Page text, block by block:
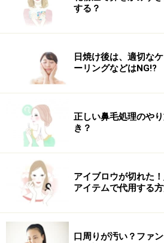
する？
日焼け後は、適切な
ーリングなどはNG!?
正しい鼻毛処理のや
き？
アイブロウが切れた
アイテムで代用する
口周りが汚い？ファ